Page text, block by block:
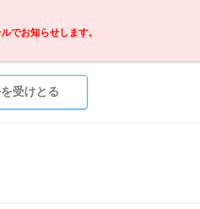
でお知らせします。
受けとる